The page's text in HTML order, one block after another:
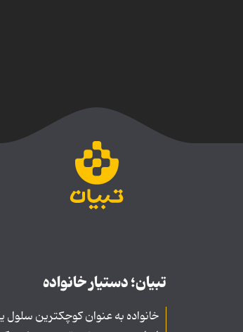
تبیان؛ دستیار خانواده
خانواده به عنوان کوچکترین